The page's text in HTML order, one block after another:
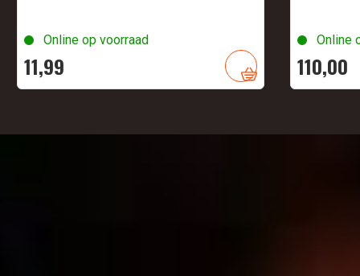
Online op voorraad
11,99
Online
110,00